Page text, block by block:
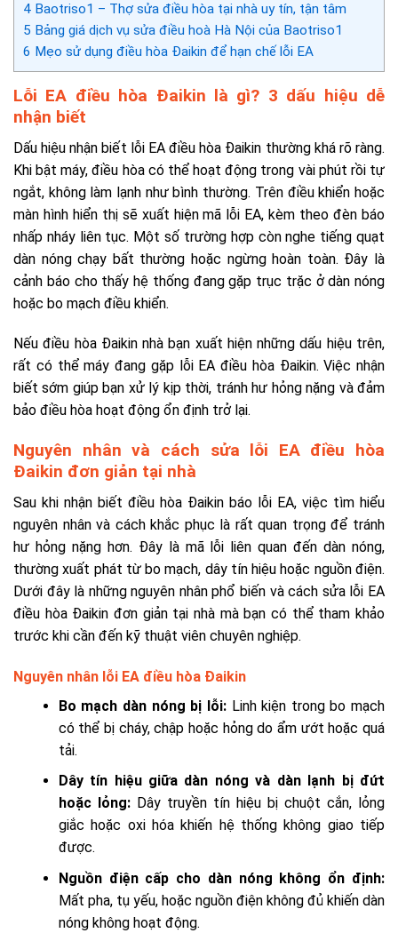
4 Baotriso1 – Thợ sửa điều hòa tại nhà uy tín, tận tâm
5 Bảng giá dịch vụ sửa điều hoà Hà Nội của Baotriso1
6 Mẹo sử dụng điều hòa Đaikin để hạn chế lỗi EA
Lỗi EA điều hòa Đaikin là gì? 3 dấu hiệu dễ
nhận biết
Dấu hiệu nhận biết lỗi EA điều hòa Đaikin thường khá rõ ràng.
Khi bật máy, điều hòa có thể hoạt động trong vài phút rồi tự
ngắt, không làm lạnh như bình thường. Trên điều khiển hoặc
màn hình hiển thị sẽ xuất hiện mã lỗi EA, kèm theo đèn báo
nhấp nháy liên tục. Một số trường hợp còn nghe tiếng quạt
dàn nóng chạy bất thường hoặc ngừng hoàn toàn. Đây là
cảnh báo cho thấy hệ thống đang gặp trục trặc ở dàn nóng
hoặc bo mạch điều khiển.
Nếu điều hòa Đaikin nhà bạn xuất hiện những dấu hiệu trên,
rất có thể máy đang gặp lỗi EA điều hòa Đaikin. Việc nhận
biết sớm giúp bạn xử lý kịp thời, tránh hư hỏng nặng và đảm
bảo điều hòa hoạt động ổn định trở lại.
Nguyên nhân và cách sửa lỗi EA điều hòa
Đaikin đơn giản tại nhà
Sau khi nhận biết điều hòa Đaikin báo lỗi EA, việc tìm hiểu
nguyên nhân và cách khắc phục là rất quan trọng để tránh
hư hỏng nặng hơn. Đây là mã lỗi liên quan đến dàn nóng,
thường xuất phát từ bo mạch, dây tín hiệu hoặc nguồn điện.
Dưới đây là những nguyên nhân phổ biến và cách sửa lỗi EA
điều hòa Đaikin đơn giản tại nhà mà bạn có thể tham khảo
trước khi cần đến kỹ thuật viên chuyên nghiệp.
Nguyên nhân lỗi EA điều hòa Đaikin
Bo mạch dàn nóng bị lỗi: Linh kiện trong bo mạch
có thể bị cháy, chập hoặc hỏng do ẩm ướt hoặc quá
tải.
Dây tín hiệu giữa dàn nóng và dàn lạnh bị đứt
hoặc lỏng:Dây truyền tín hiệu bị chuột cắn, lỏng
giắc hoặc oxi hóa khiến hệ thống không giao tiếp
được.
Nguồn điện cấp cho dàn nóng không ổn định:
Mất pha, tụ yếu, hoặc nguồn điện không đủ khiến dàn
nóng không hoạt động.